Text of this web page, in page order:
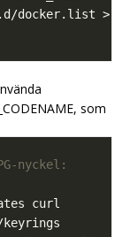
som
nyckel: